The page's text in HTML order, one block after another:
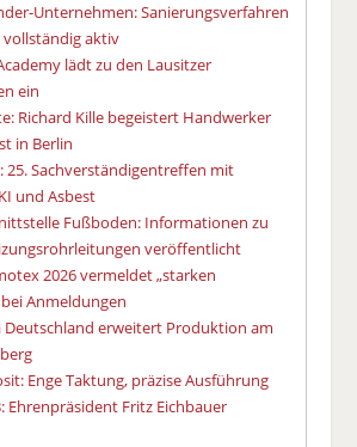
Unternehmen: Sanierungsverfahren
aktiv
lädt zu den Lausitzer
ein
Richard Kille begeistert Handwerker
in Berlin
25. Sachverständigentreffen mit
und Asbest
Fußboden: Informationen zu
veröffentlicht
2026 vermeldet „starken
Anmeldungen
Deutschland erweitert Produktion am
Enge Taktung, präzise Ausführung
Ehrenpräsident Fritz Eichbauer